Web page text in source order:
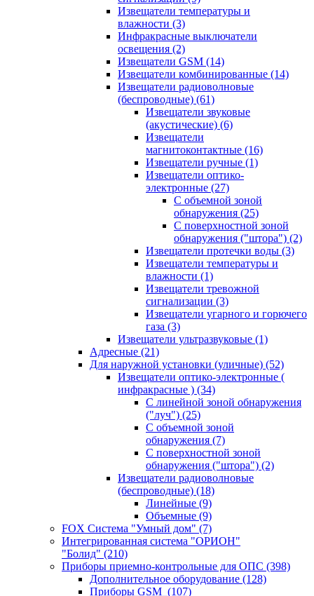
Извещатели температуры и
влажности (3)
Инфракрасные выключатели
освещения (2)
Извещатели GSM (14)
Извещатели комбинированные (14)
Извещатели радиоволновые
(беспроводные) (61)
Извещатели звуковые
(акустические) (6)
Извещатели
магнитоконтактные (16)
Извещатели ручные (1)
Извещатели оптико-
электронные (27)
С объемной зоной
обнаружения (25)
С поверхностной зоной
обнаружения ("штора") (2)
Извещатели протечки воды (3)
Извещатели температуры и
влажности (1)
Извещатели тревожной
сигнализации (3)
Извещатели угарного и горючего
газа (3)
Извещатели ультразвуковые (1)
Адресные (21)
Для наружной установки (уличные) (52)
Извещатели оптико-электронные (
инфракрасные ) (34)
С линейной зоной обнаружения
("луч") (25)
С объемной зоной
обнаружения (7)
С поверхностной зоной
обнаружения ("штора") (2)
Извещатели радиоволновые
(беспроводные) (18)
Линейные (9)
Объемные (9)
FOX Система "Умный дом" (7)
Интегрированная система "ОРИОН"
"Болид" (210)
Приборы приемно-контрольные для ОПС (398)
Дополнительное оборудование (128)
Приборы GSM (107)